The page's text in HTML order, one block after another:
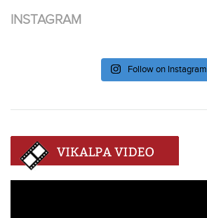
INSTAGRAM
Follow on Instagram